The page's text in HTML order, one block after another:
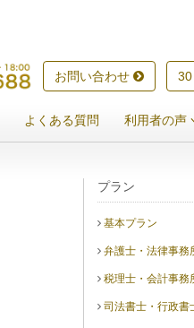
お問い合わせ
よくある質問 利用者の声
プラン
基本プラン
弁護士・法律事務
税理士・会計事務
司法書士・行政書